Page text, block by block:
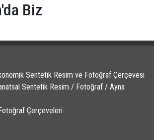
Biz
Sentetik Resim ve Fotoğraf Çerçevesi
Sentetik Resim / Fotoğraf / Ayna
Çerçeveleri